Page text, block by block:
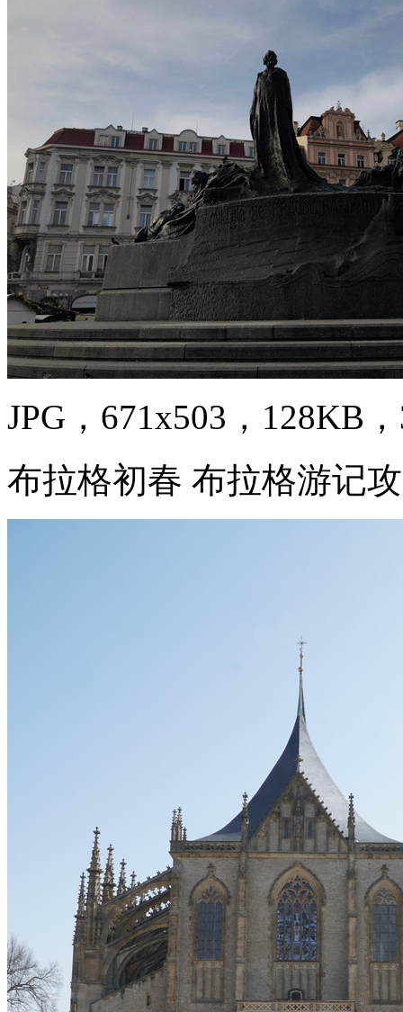
JPG，671x503，128KB
布拉格初春 布拉格游记